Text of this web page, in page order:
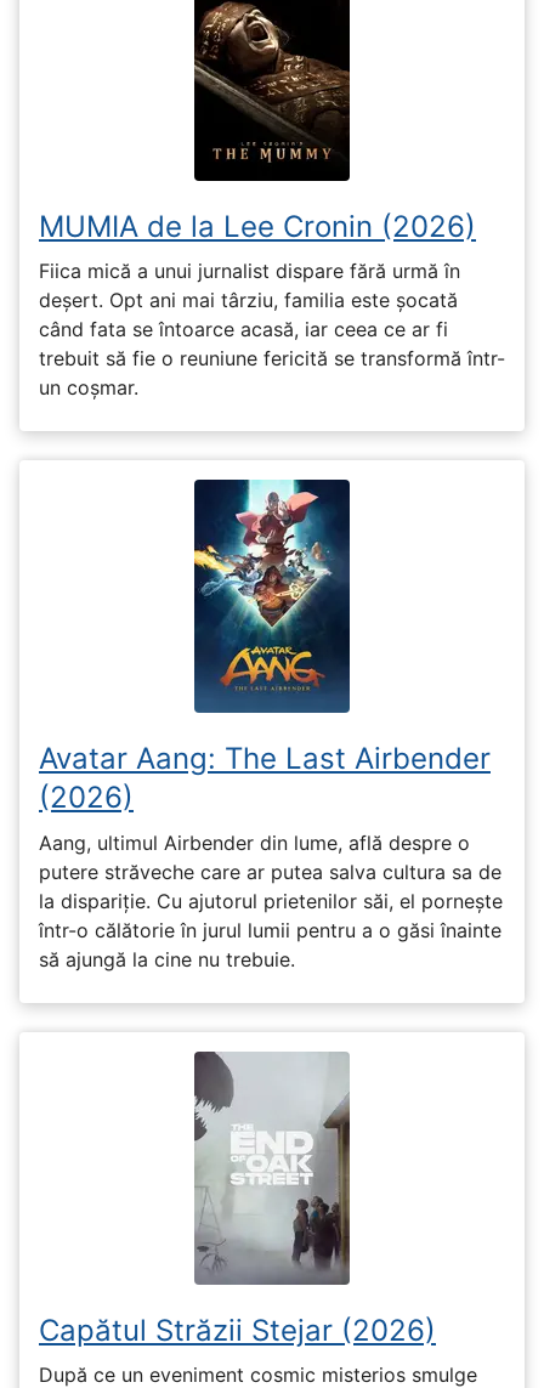
MUMIA de la Lee Cronin (2026)
Fiica mică a unui jurnalist dispare fără urmă în
deșert. Opt ani mai târziu, familia este șocată
când fata se întoarce acasă, iar ceea ce ar fi
trebuit să fie o reuniune fericită se transformă într-
un coșmar.
Avatar Aang: The Last Airbender
(2026)
Aang, ultimul Airbender din lume, află despre o
putere străveche care ar putea salva cultura sa de
la dispariție. Cu ajutorul prietenilor săi, el pornește
într-o călătorie în jurul lumii pentru a o găsi înainte
să ajungă la cine nu trebuie.
Capătul Străzii Stejar (2026)
După ce un eveniment cosmic misterios smulge